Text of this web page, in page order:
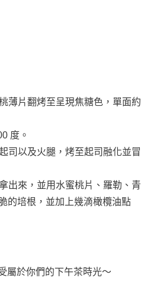
薄片翻烤至呈現焦糖色，單面約
度。
司以及火腿，烤至起司融化並冒
出來，並用水蜜桃片、羅勒、青
的培根，並加上幾滴橄欖油點
屬於你們的下午茶時光～